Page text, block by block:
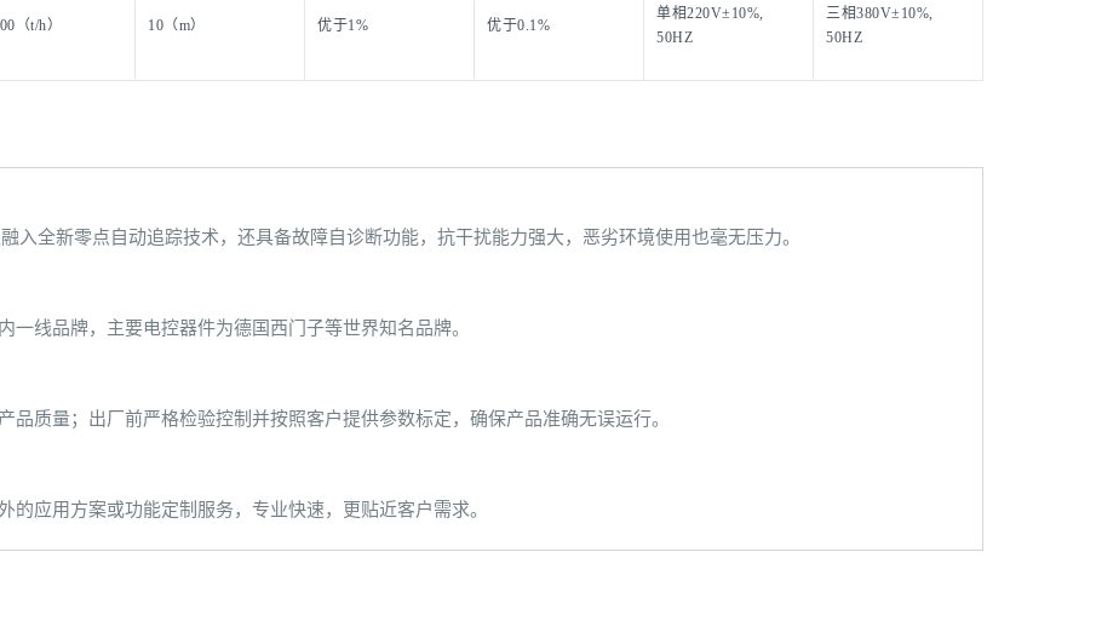
（t/h） 10（m） 优于1% 优于0.1%
单相220V±10%,
50HZ
三相380V±10%,
50HZ
入全新零点自动追踪技术，还具备故障自诊断功能，抗干扰能力强大，恶劣环境使用也毫无压力。
线品牌，主要电控器件为德国西门子等世界知名品牌。
品质量；出厂前严格检验控制并按照客户提供参数标定，确保产品准确无误运行。
应用方案或功能定制服务，专业快速，更贴近客户需求。